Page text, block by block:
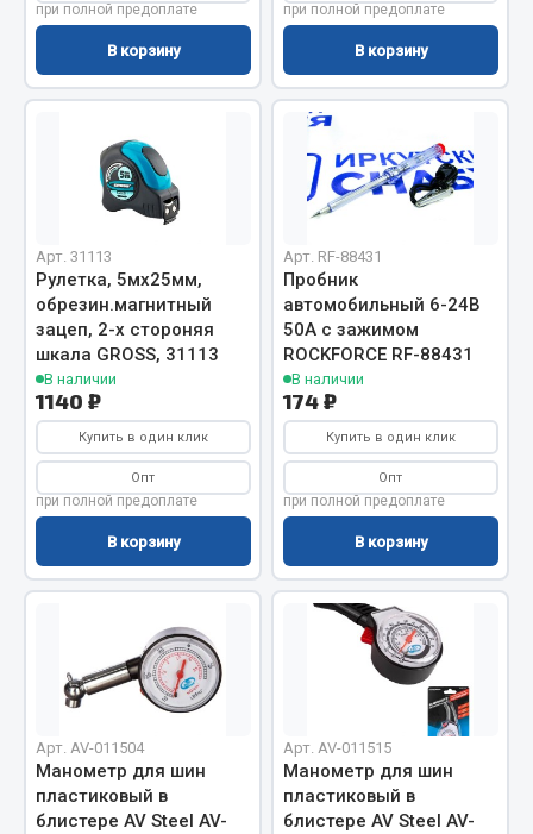
Болты
Пружины
Показать ещё
Весь раздел
Соединительные элементы
Camozzi
Адаптеры и переходники
Угольники
Весь раздел
Инструмент
при полной предоплате
В корзину
при полной предоплате
В корзину
Арт. 31113
Рулетка, 5мх25мм,
обрезин.магнитный
зацеп, 2-х стороняя
шкала GROSS, 31113
В наличии
1140 ₽
Купить в один клик
Опт
при полной предоплате
В корзину
Арт. RF-88431
Пробник
автомобильный 6-24В
50А с зажимом
ROCKFORCE RF-88431
В наличии
174 ₽
Купить в один клик
Опт
при полной предоплате
В корзину
Арт. AV-011504
Манометр для шин
пластиковый в
блистере AV Steel AV-
Арт. AV-011515
Манометр для шин
пластиковый в
блистере AV Steel AV-